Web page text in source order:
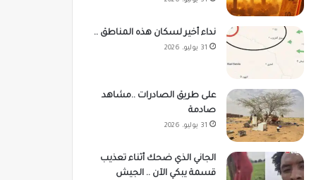
نداء أخير لسكان هذه المناطق ..
31 يوليو، 2026
على طريق الصادرات ..مشاهد
صادمة
31 يوليو، 2026
الجاني الذي ضحك أثناء تعذيب
قسمة يبكي الآن .. الجيش